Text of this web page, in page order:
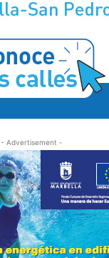
- Advertisement -